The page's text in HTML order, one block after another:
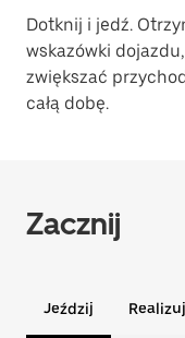
Dotknij i jedź.
wskazówki
zwiększać
całą dobę.
Zacznij
Jeździj